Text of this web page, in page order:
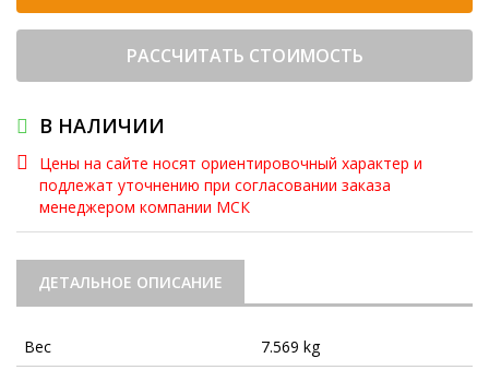
РАССЧИТАТЬ СТОИМОСТЬ
В НАЛИЧИИ
Цены на сайте носят ориентировочный характер и
подлежат уточнению при согласовании заказа
менеджером компании МСК
ДЕТАЛЬНОЕ ОПИСАНИЕ
Вес
7.569 kg